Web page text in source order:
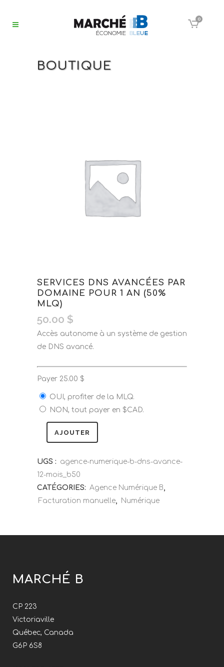
0
BOUTIQUE
SERVICES DNS AVANCÉES PAR
DOMAINE POUR 1 AN (50%
MLQ)
50.00 $
Accès autonome à un système de gestion
de DNS avancé.
Payer 25.00 $
OUI, profiter de la MLQ.
NON, tout payer en $CAD.
AJOUTER
UGS : agence-numerique-b-dns-avance-
12-mois_b50
CATÉGORIES: Agence Numérique B,
Facturation manuelle, Numérique
MARCHÉ B
CP 223
Victoriaville
Québec, Canada
G6P 6S8